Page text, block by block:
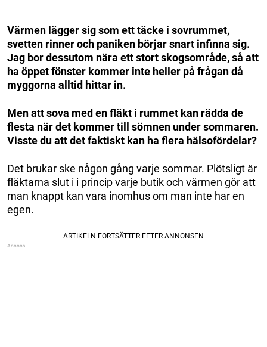
Värmen lägger sig som ett täcke i sovrummet,
svetten rinner och paniken börjar snart infinna sig.
Jag bor dessutom nära ett stort skogsområde, så att
ha öppet fönster kommer inte heller på frågan då
myggorna alltid hittar in.
Men att sova med en fläkt i rummet kan rädda de
flesta när det kommer till sömnen under sommaren.
Visste du att det faktiskt kan ha flera hälsofördelar?
Det brukar ske någon gång varje sommar. Plötsligt är
fläktarna slut i i princip varje butik och värmen gör att
man knappt kan vara inomhus om man inte har en
egen.